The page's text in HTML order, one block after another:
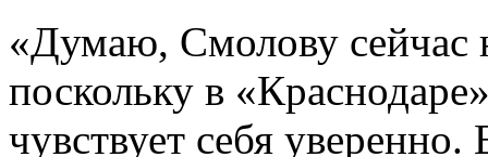
«Думаю, Смолову сейчас
поскольку в
чувствует себя